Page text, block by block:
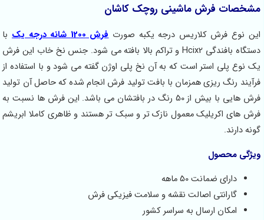
مشخصات فرش ماشینی روچک کاشان
این نوع فرش کلاریس درجه یکبه صورتفرش 1200 شانه درجه یک
با
دستگاه بافندگی Hcix2 و تراکم بالا بافته می شود. جنس نخ خاب این فرش
یک نوع پلی استر است که به آن نخ پلی اوژن گفته می شود و با استفاده از
فرآیند رنگ ریزی همزمان با بافت تولید فرش انجام شده که حاصل آن تولید
فرش هایی با بیش از 50 رنگ در بافتشان می باشد. این فرش ها نسبت به
فرش های اکریلیک معمول نازک تر و سبک تر هستند و ظاهری کاملا ابریشم
گونه دارند.
ویژگی محصول
دارای ضمانت 50 ماهه
گارانتی اصالت نقشه و سلامت فیزیکی فرش
امکان ارسال به سراسر کشور